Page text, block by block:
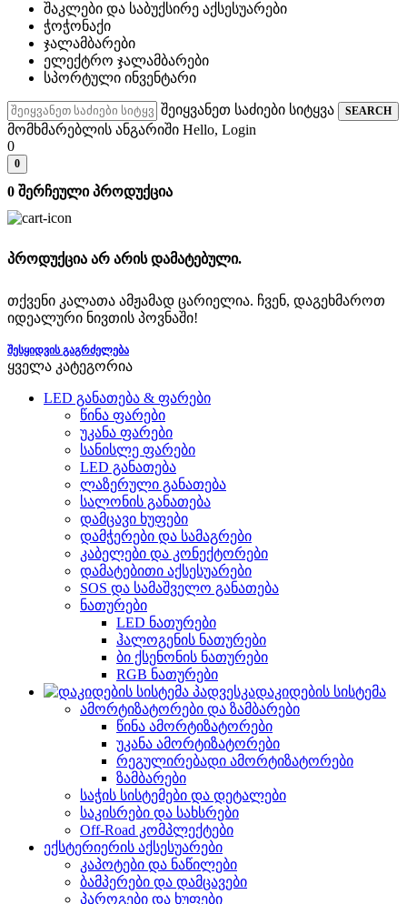
შაკლები და საბუქსირე აქსესუარები
ჭოჭონაქი
ჯალამბარები
ელექტრო ჯალამბარები
სპორტული ინვენტარი
შეიყვანეთ საძიები სიტყვა SEARCH
მომხმარებლის ანგარიში Hello, Login
0
0
0 შერჩეული პროდუქცია
პროდუქცია არ არის დამატებული.
თქვენი კალათა ამჟამად ცარიელია. ჩვენ, დაგეხმაროთ
იდეალური ნივთის პოვნაში!
ᲨᲔᲡᲧᲘᲓᲕᲘᲡ ᲒᲐᲒᲠᲫᲔᲚᲔᲑᲐ
ყველა კატეგორია
LED განათება & ფარები
წინა ფარები
უკანა ფარები
სანისლე ფარები
LED განათება
ლაზერული განათება
სალონის განათება
დამცავი ხუფები
დამჭერები და სამაგრები
კაბელები და კონექტორები
დამატებითი აქსესუარები
SOS და სამაშველო განათება
ნათურები
LED ნათურები
ჰალოგენის ნათურები
ბი ქსენონის ნათურები
RGB ნათურები
დაკიდების სისტემა
ამორტიზატორები და ზამბარები
წინა ამორტიზატორები
უკანა ამორტიზატორები
რეგულირებადი ამორტიზატორები
ზამბარები
საჭის სისტემები და დეტალები
საკისრები და სახსრები
Off-Road კომპლექტები
ექსტერიერის აქსესუარები
კაპოტები და ნაწილები
ბამპერები და დამცავები
პაროგები და ხუფები